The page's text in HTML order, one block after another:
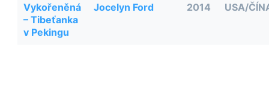
Vykořeněná
– Tibeťanka
v Pekingu
Jocelyn Ford 2014 USA/